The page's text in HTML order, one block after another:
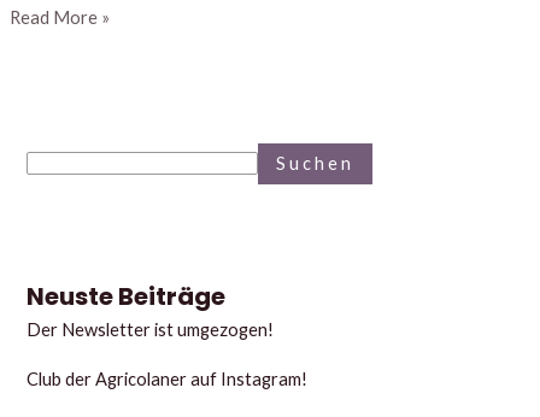
Read More »
Suchen
Neuste Beiträge
Der Newsletter ist umgezogen!
Club der Agricolaner auf Instagram!